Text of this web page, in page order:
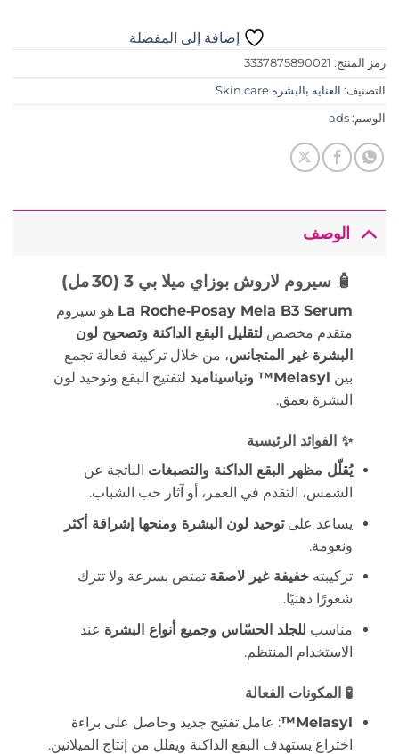
إضافة إلى المفضلة
رمز المنتج: 3337875890021
التصنيف: العنايه بالبشره Skin care
الوسم: ads
الوصف
🧴 سيروم لاروش بوزاي ميلا بي 3 (30 مل)
La Roche‑Posay Mela B3 Serum هو سيروم
متقدم مخصص لتقليل البقع الداكنة وتصحيح لون
البشرة غير المتجانس، من خلال تركيبة فعالة تجمع
بين Melasyl™ ونياسيناميد
لتفتيح البقع وتوحيد لون
البشرة بعمق.
✨ الفوائد الرئيسية
يُقلّل مظهر البقع الداكنة والتصبغات الناتجة عن
الشمس، التقدم في العمر، أو آثار حب الشباب.
يساعد علىتوحيد لون البشرة ومنحها إشراقة أكثر
ونعومة.
تركيبته خفيفة غير لاصقة تمتص بسرعة ولا تترك
شعورًا دهنيًا.
مناسب للجلد الحسّاس وجميع أنواع البشرة عند
الاستخدام المنتظم.
🧪 المكونات الفعالة
Melasyl™
: عامل تفتيح جديد وحاصل على براءة
اختراع يستهدف البقع الداكنة ويقلل من إنتاج الميلانين.